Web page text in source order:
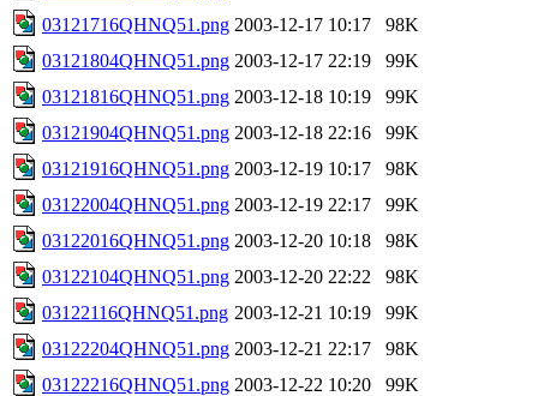
03121716QHNQ51.png 2003-12-17 10:17
98K
03121804QHNQ51.png 2003-12-17 22:19
99K
03121816QHNQ51.png 2003-12-18 10:19
99K
03121904QHNQ51.png 2003-12-18 22:16
99K
03121916QHNQ51.png 2003-12-19 10:17
98K
03122004QHNQ51.png 2003-12-19 22:17
99K
03122016QHNQ51.png 2003-12-20 10:18
98K
03122104QHNQ51.png 2003-12-20 22:22
98K
03122116QHNQ51.png 2003-12-21 10:19
99K
03122204QHNQ51.png 2003-12-21 22:17
98K
03122216QHNQ51.png 2003-12-22 10:20
99K